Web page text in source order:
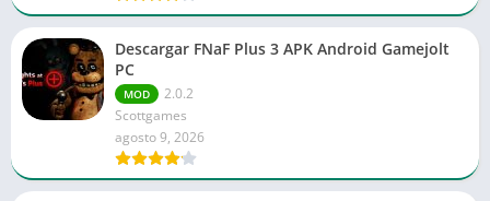
Descargar FNaF Plus 3 APK Android Gamejolt
PC
MOD
2.0.2
Scottgames
agosto 9, 2026